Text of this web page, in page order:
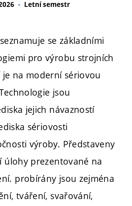
Letní semestr
se základními
pro výrobu strojních
je na moderní sériovou
jsou
jejich návazností
sériovosti
výroby. Představeny
úlohy prezentované na
probírány jsou zejména
tváření, svařování,